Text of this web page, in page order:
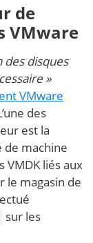
de
VMware
des disques
»
VMware
des
est la
de machine
VMDK liés aux
le magasin de
sur les